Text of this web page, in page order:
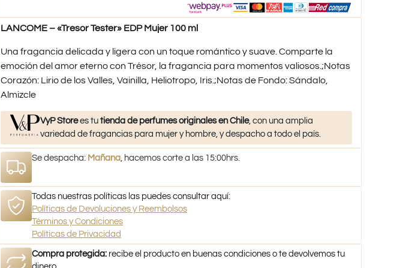
LANCOME – «Tresor Tester» EDP Mujer 100 ml
Una fragancia delicada y ligera con un toque romántico y suave. Comparte la
emoción del amor eterno con Trésor, la fragancia para momentos valiosos.;Notas
Corazón: Lirio de los Valles, Vainilla, Heliotropo, Iris.;Notas de Fondo: Sándalo,
Almizcle
VyP Storees tutienda de perfumes originales en Chile, con una amplia
variedad de fragancias para mujer y hombre, y despacho a todo el país.
Se despacha: Mañana , hacemos corte a las 15:00hrs.
Todas nuestras políticas las puedes consultar aquí:
Políticas de Devoluciones y Reembolsos
Términos y Condiciones
Políticas de Privacidad
Compra protegida: recibe el producto en buenas condiciones o te devolvemos tu